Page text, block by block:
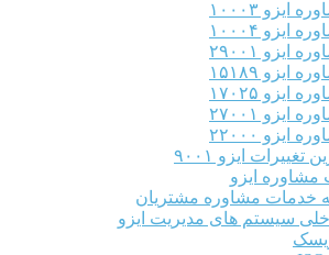
ایزو ۱۰۰۰۳
ایزو ۱۰۰۰۴
ایزو ۲۹۰۰۱
ایزو ۱۵۱۸۹
ایزو ۱۷۰۲۵
ایزو ۲۷۰۰۱
ایزو ۲۲۰۰۰
تغییرات ایزو ۹۰۰۱
ایزو
خدمات مشاوره مشتریان
سیستم های مدیریت ایزو